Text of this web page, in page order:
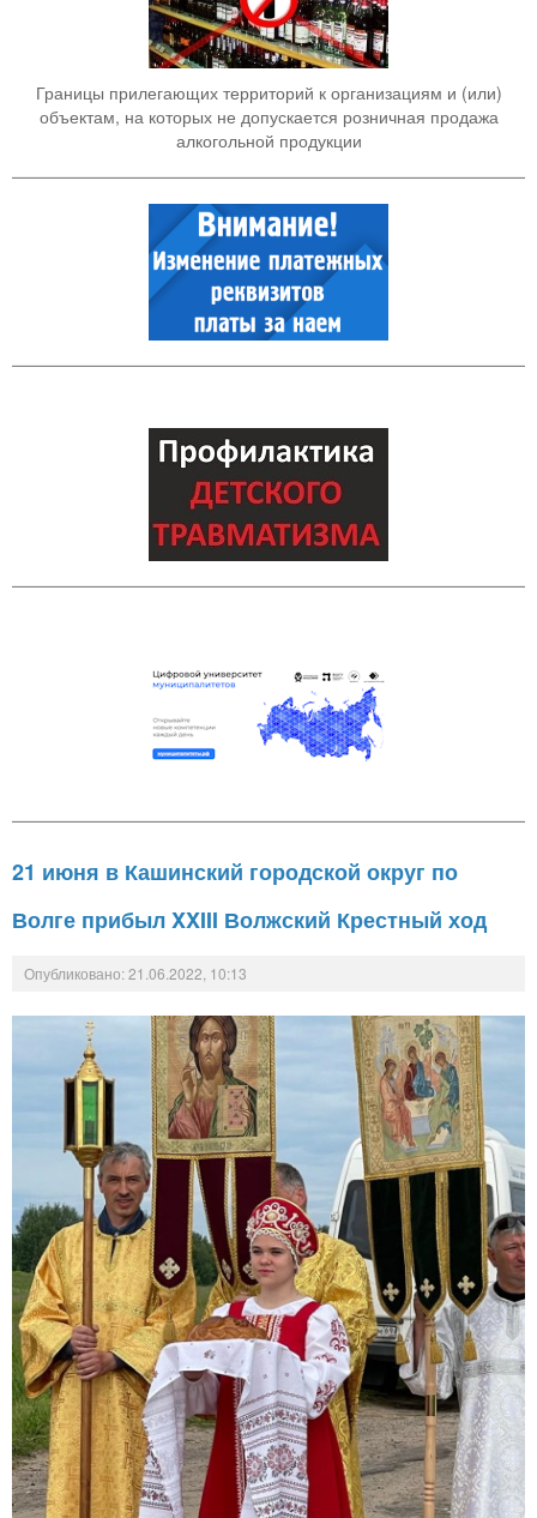
Границы прилегающих территорий к организациям и (или)
объектам, на которых не допускается розничная продажа
алкогольной продукции
21 июня в Кашинский городской округ по
Волге прибыл XXIII Волжский Крестный ход
Опубликовано: 21.06.2022, 10:13